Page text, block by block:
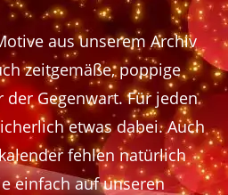
aus unserem Archiv
zeitgemäße, poppige
der Gegenwart. Für jeden
etwas dabei. Auch
fehlen natürlich
einfach auf unseren